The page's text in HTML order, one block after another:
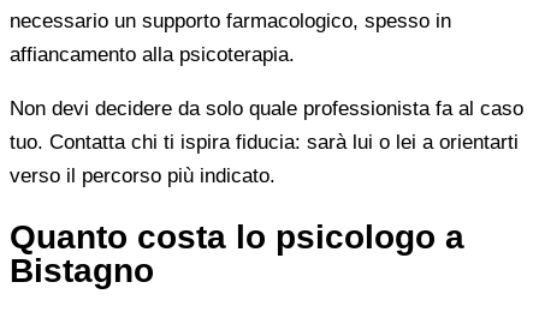
necessario un supporto farmacologico, spesso in
affiancamento alla psicoterapia.
Non devi decidere da solo quale professionista fa al caso
tuo. Contatta chi ti ispira fiducia: sarà lui o lei a orientarti
verso il percorso più indicato.
Quanto costa lo psicologo a
Bistagno